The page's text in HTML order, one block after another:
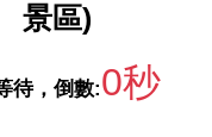
景區)
待，倒數:0秒